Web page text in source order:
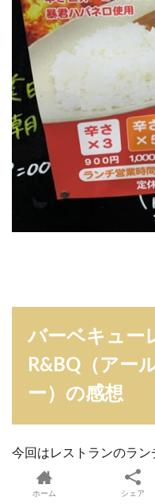
バーベキュー
R&BQ（アー
ー）の感想
今回はレストランのラン
い雰囲気なので行って
スタッフさんの対応も
ホーム シェア